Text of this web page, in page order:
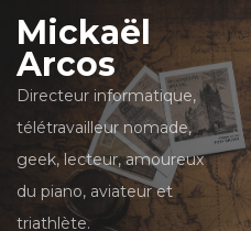
Mickaël
Arcos
Directeur informatique,
télétravailleur nomade,
geek, lecteur, amoureux
du piano, aviateur et
triathlète.